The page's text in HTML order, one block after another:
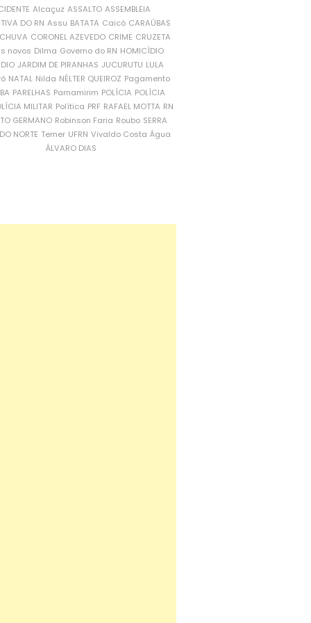
Alcaçuz ASSALTO ASSEMBLEIA
DO RN Assu BATATA Caicó CARAÚBAS
CORONEL AZEVEDO CRIME CRUZETA
novos Dilma Governo do RN HOMICÍDIO
JARDIM DE PIRANHAS JUCURUTU LULA
NATAL Nilda NÉLTER QUEIROZ Pagamento
PARELHAS Parnamirim POLÍCIA POLÍCIA
MILITAR Política PRF RAFAEL MOTTA RN
GERMANO Robinson Faria Roubo SERRA
NORTE Temer UFRN Vivaldo Costa Água
ÁLVARO DIAS